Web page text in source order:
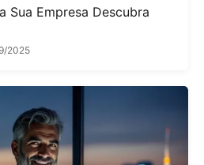
Sua Empresa Descubra
2025